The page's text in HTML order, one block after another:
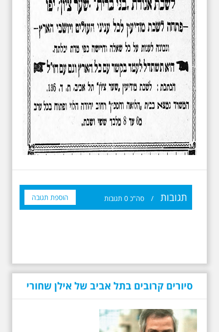
תגובות / סה"כ 0 תגובות הוספת תגובה
סיורים קרובים בתל אביב של אילן שחורי
19.6.2026 יום שישי
בבוקר בשעה 10:00 -
לרגל עשור לפטירתו -
אריק איינשטיין סיור
מיוחד בעקבות חייו
ושיריוו - עטור מצחך זהב